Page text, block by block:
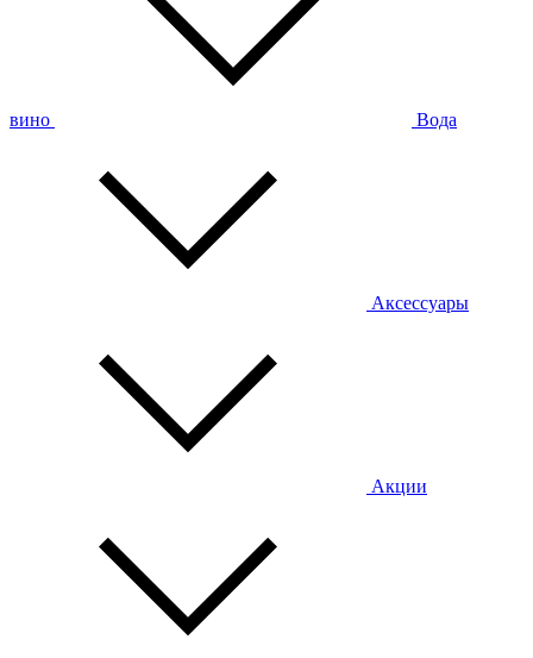
вино Вода
Аксессуары
Акции